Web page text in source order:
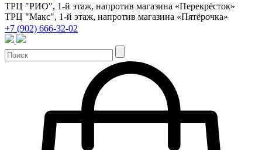
ТРЦ "РИО", 1-й этаж, напротив магазина «Перекрёсток»
ТРЦ "Макс", 1-й этаж, напротив магазина «Пятёрочка»
+7 (902) 666-32-02